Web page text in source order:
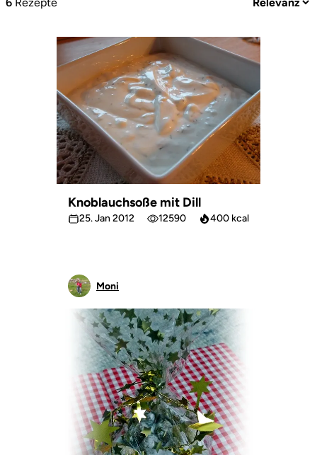
Knoblauchsoße mit Dill
25. Jan 2012 12590 400 kcal
Moni